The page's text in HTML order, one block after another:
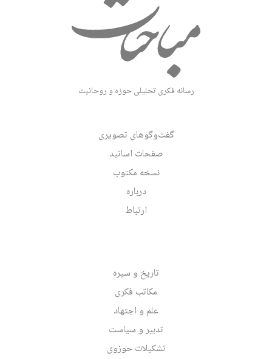
رسانه فکری تحلیلی حوزه و روحانیت
گفت‌وگوهای تصویری
صفحات اساتید
نسخه مکتوب
درباره
ارتباط
تاریخ و سیره
مکاتب فکری
علم و اجتهاد
تدبیر و سیاست
تشکیلات حوزوی